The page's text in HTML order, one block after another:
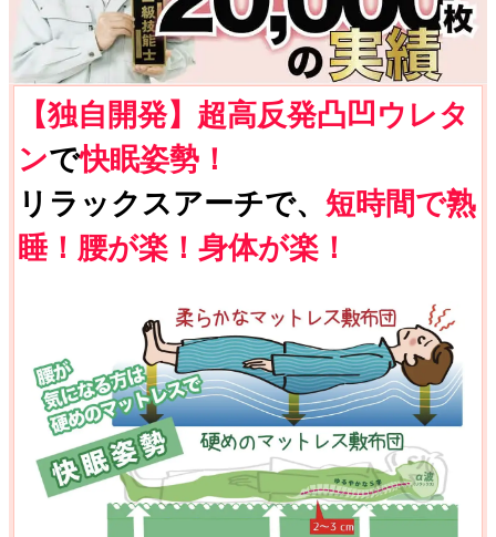
【独自開発】超高反発凸凹ウレタ
ンで快眠姿勢！
リラックスアーチで、 短時間で熟
睡！腰が楽！身体が楽！